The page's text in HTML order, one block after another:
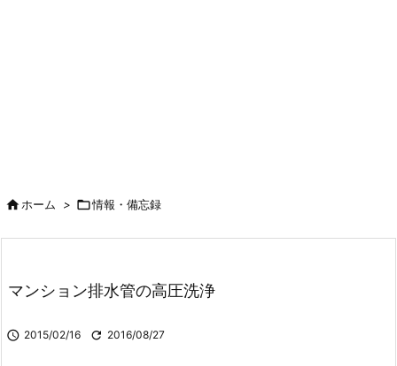
ホーム > 情報・備忘録
マンション排水管の高圧洗浄
 2015/02/16  2016/08/27